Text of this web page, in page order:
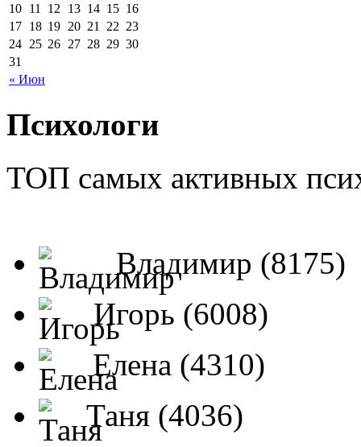
« Июн
10 11 12 13 14 15 16
17 18 19 20 21 22 23
24 25 26 27 28 29 30
31
Психологи
ТОП самых активных
Владимир (8175)
Игорь (6008)
Елена (4310)
Таня (4036)